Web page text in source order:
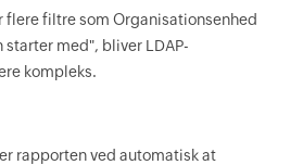
'User' = $a[0]
flere filtre som Organisationsenhed
starter med", bliver LDAP-
kompleks.
rapporten ved automatisk at